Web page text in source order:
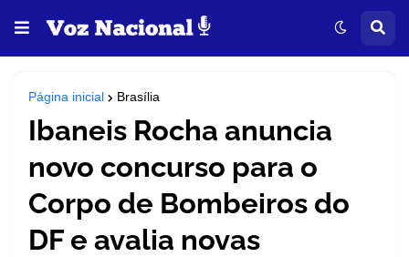
Página inicial Brasília
Ibaneis Rocha anuncia
novo concurso para o
Corpo de Bombeiros do
DF e avalia novas